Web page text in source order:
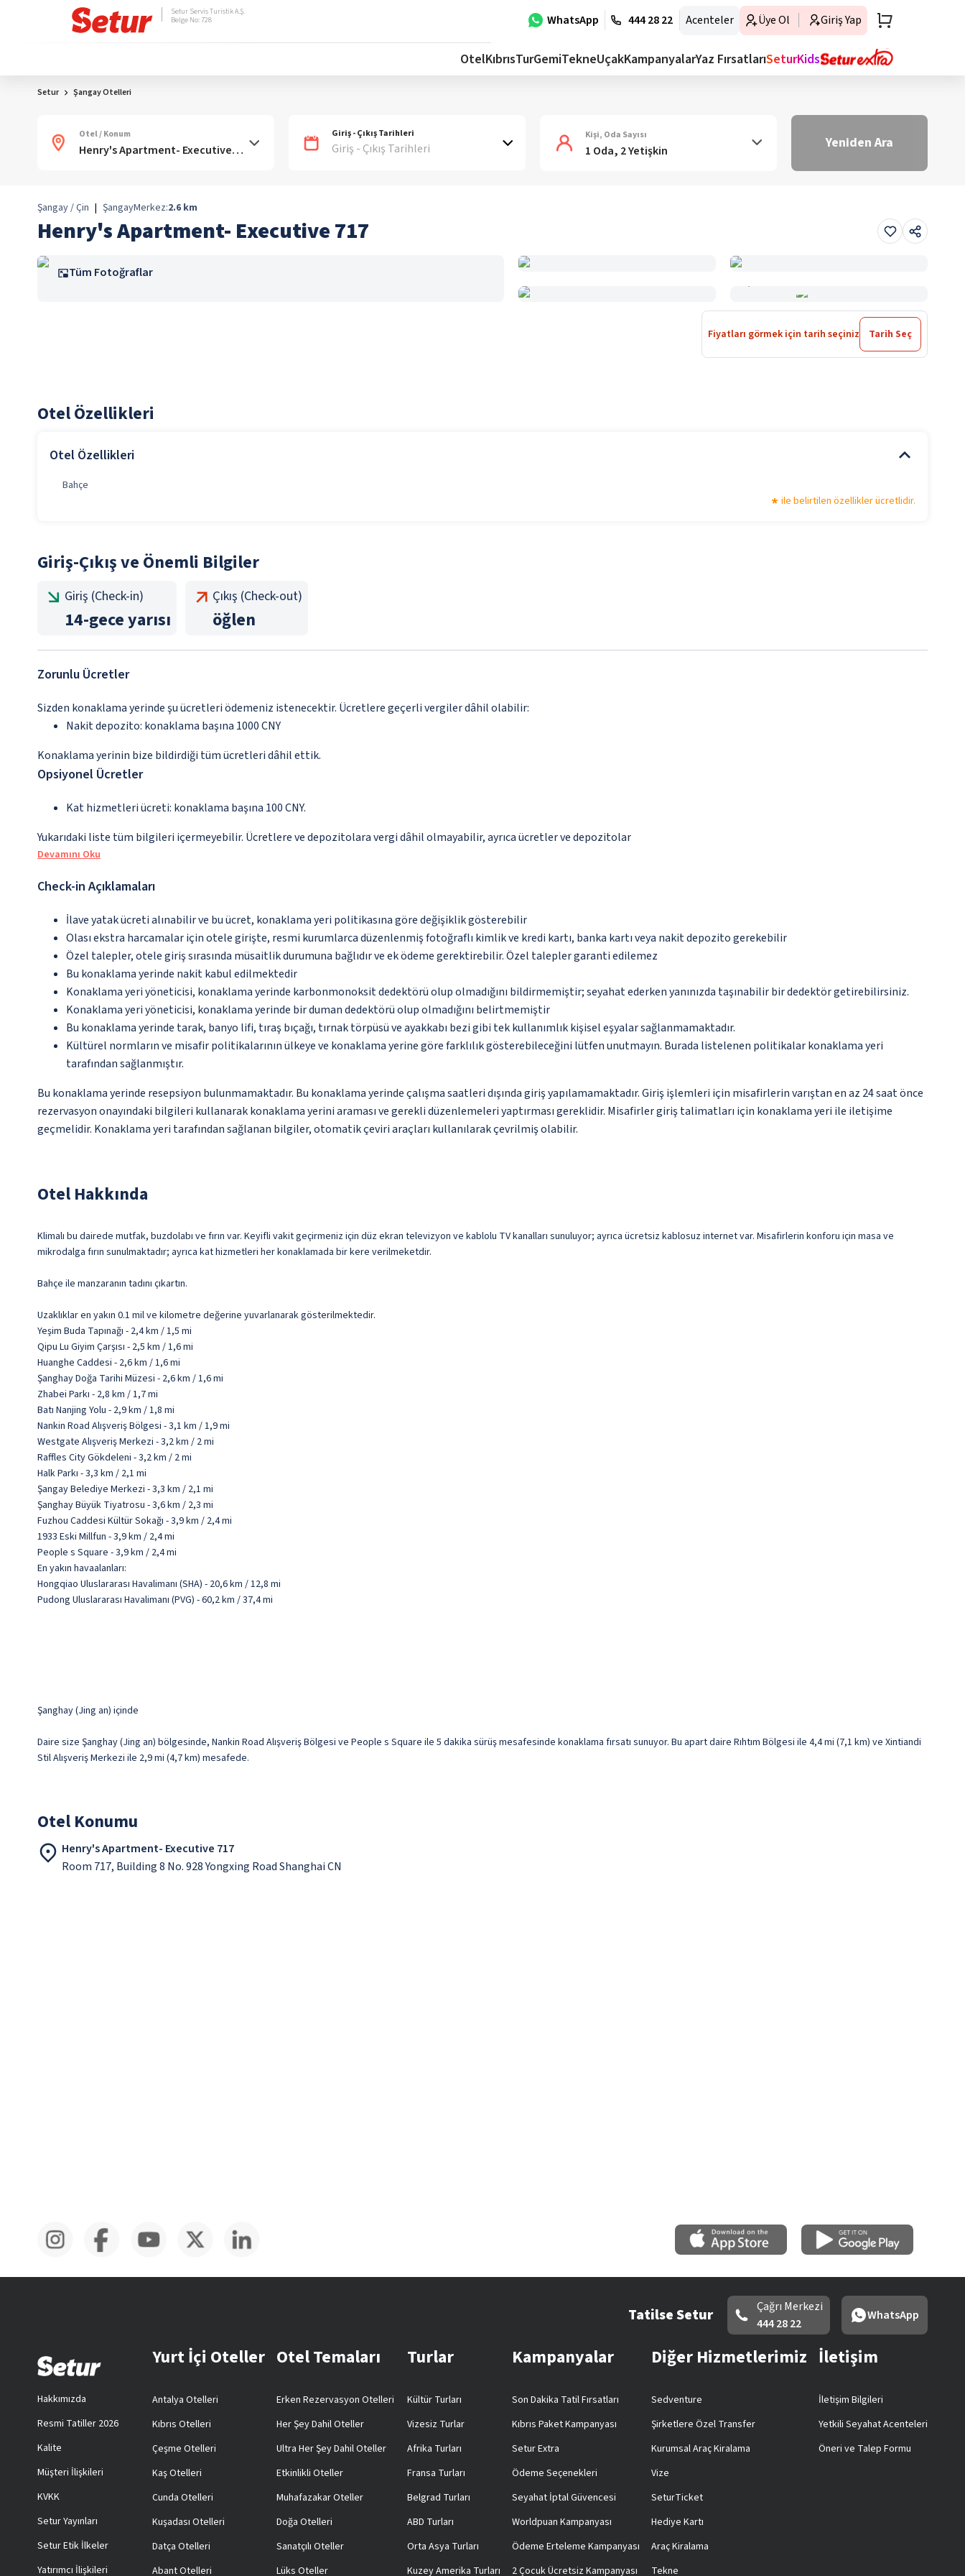
WhatsApp 444 28 22 Acenteler Üye Ol Giriş Yap
Setur Servis Turistik A.Ş.
Belge No: 728
OtelKıbrısTurGemiTekneUçakKampanyalarYaz FırsatlarıSeturKids
Setur Şangay Otelleri
Otel / Konum Giriş - Çıkış Tarihleri
Giriş - Çıkış Tarihleri
Kişi, Oda Sayısı
1 Oda, 2 Yetişkin Yeniden Ara
Şangay / Çin | ŞangayMerkez:2.6 km
Henry's Apartment- Executive 717
Tüm Fotoğraflar
Fiyatları görmek için tarih seçiniz Tarih Seç
Otel Özellikleri
Otel Özellikleri
Bahçe
ile belirtilen özellikler ücretlidir.
Giriş-Çıkış ve Önemli Bilgiler
Giriş (Check-in)
14-gece yarısı
Çıkış (Check-out)
öğlen
Zorunlu Ücretler
Sizden konaklama yerinde şu ücretleri ödemeniz istenecektir. Ücretlere geçerli vergiler dâhil olabilir:
Nakit depozito: konaklama başına 1000 CNY
Konaklama yerinin bize bildirdiği tüm ücretleri dâhil ettik.
Opsiyonel Ücretler
Kat hizmetleri ücreti: konaklama başına 100 CNY.
Yukarıdaki liste tüm bilgileri içermeyebilir. Ücretlere ve depozitolara vergi dâhil olmayabilir, ayrıca ücretler ve depozitolar
Devamını Oku
Check-in Açıklamaları
İlave yatak ücreti alınabilir ve bu ücret, konaklama yeri politikasına göre değişiklik gösterebilir
Olası ekstra harcamalar için otele girişte, resmi kurumlarca düzenlenmiş fotoğraflı kimlik ve kredi kartı, banka kartı veya nakit depozito gerekebilir
Özel talepler, otele giriş sırasında müsaitlik durumuna bağlıdır ve ek ödeme gerektirebilir. Özel talepler garanti edilemez
Bu konaklama yerinde nakit kabul edilmektedir
Konaklama yeri yöneticisi, konaklama yerinde karbonmonoksit dedektörü olup olmadığını bildirmemiştir; seyahat ederken yanınızda taşınabilir bir dedektör getirebilirsiniz.
Konaklama yeri yöneticisi, konaklama yerinde bir duman dedektörü olup olmadığını belirtmemiştir
Bu konaklama yerinde tarak, banyo lifi, tıraş bıçağı, tırnak törpüsü ve ayakkabı bezi gibi tek kullanımlık kişisel eşyalar sağlanmamaktadır.
Kültürel normların ve misafir politikalarının ülkeye ve konaklama yerine göre farklılık gösterebileceğini lütfen unutmayın. Burada listelenen politikalar konaklama yeri
tarafından sağlanmıştır.
Bu konaklama yerinde resepsiyon bulunmamaktadır. Bu konaklama yerinde çalışma saatleri dışında giriş yapılamamaktadır. Giriş işlemleri için misafirlerin varıştan en az 24 saat önce
rezervasyon onayındaki bilgileri kullanarak konaklama yerini araması ve gerekli düzenlemeleri yaptırması gereklidir. Misafirler giriş talimatları için konaklama yeri ile iletişime
geçmelidir. Konaklama yeri tarafından sağlanan bilgiler, otomatik çeviri araçları kullanılarak çevrilmiş olabilir.
Otel Hakkında
Klimalı bu dairede mutfak, buzdolabı ve fırın var. Keyifli vakit geçirmeniz için düz ekran televizyon ve kablolu TV kanalları sunuluyor; ayrıca ücretsiz kablosuz internet var. Misafirlerin konforu için masa ve
mikrodalga fırın sunulmaktadır; ayrıca kat hizmetleri her konaklamada bir kere verilmeketdir.
Bahçe ile manzaranın tadını çıkartın.
Uzaklıklar en yakın 0.1 mil ve kilometre değerine yuvarlanarak gösterilmektedir.
Yeşim Buda Tapınağı - 2,4 km / 1,5 mi
Qipu Lu Giyim Çarşısı - 2,5 km / 1,6 mi
Huanghe Caddesi - 2,6 km / 1,6 mi
Şanghay Doğa Tarihi Müzesi - 2,6 km / 1,6 mi
Zhabei Parkı - 2,8 km / 1,7 mi
Batı Nanjing Yolu - 2,9 km / 1,8 mi
Nankin Road Alışveriş Bölgesi - 3,1 km / 1,9 mi
Westgate Alışveriş Merkezi - 3,2 km / 2 mi
Raffles City Gökdeleni - 3,2 km / 2 mi
Halk Parkı - 3,3 km / 2,1 mi
Şangay Belediye Merkezi - 3,3 km / 2,1 mi
Şanghay Büyük Tiyatrosu - 3,6 km / 2,3 mi
Fuzhou Caddesi Kültür Sokağı - 3,9 km / 2,4 mi
1933 Eski Millfun - 3,9 km / 2,4 mi
People s Square - 3,9 km / 2,4 mi
En yakın havaalanları:
Hongqiao Uluslararası Havalimanı (SHA) - 20,6 km / 12,8 mi
Pudong Uluslararası Havalimanı (PVG) - 60,2 km / 37,4 mi
Şanghay (Jing an) içinde
Daire size Şanghay (Jing an) bölgesinde, Nankin Road Alışveriş Bölgesi ve People s Square ile 5 dakika sürüş mesafesinde konaklama fırsatı sunuyor. Bu apart daire Rıhtım Bölgesi ile 4,4 mi (7,1 km) ve Xintiandi
Stil Alışveriş Merkezi ile 2,9 mi (4,7 km) mesafede.
Otel Konumu
Henry's Apartment- Executive 717
Room 717, Building 8 No. 928 Yongxing Road Shanghai CN
Tatilse Setur
Çağrı Merkezi
444 28 22
WhatsApp
Hakkımızda
Resmi Tatiller 2026
Kalite
Müşteri İlişkileri
KVKK
Setur Yayınları
Setur Etik İlkeler
Yatırımcı İlişkileri
Yurt İçi Oteller
Antalya Otelleri
Kıbrıs Otelleri
Çeşme Otelleri
Kaş Otelleri
Cunda Otelleri
Kuşadası Otelleri
Datça Otelleri
Abant Otelleri
Otel Temaları
Erken Rezervasyon Otelleri
Her Şey Dahil Oteller
Ultra Her Şey Dahil Oteller
Etkinlikli Oteller
Muhafazakar Oteller
Doğa Otelleri
Sanatçılı Oteller
Lüks Oteller
Turlar
Kültür Turları
Vizesiz Turlar
Afrika Turları
Fransa Turları
Belgrad Turları
ABD Turları
Orta Asya Turları
Kuzey Amerika Turları
Kampanyalar
Son Dakika Tatil Fırsatları
Kıbrıs Paket Kampanyası
Setur Extra
Ödeme Seçenekleri
Seyahat İptal Güvencesi
Worldpuan Kampanyası
Ödeme Erteleme Kampanyası
2 Çocuk Ücretsiz Kampanyası
Diğer Hizmetlerimiz
Sedventure
Şirketlere Özel Transfer
Kurumsal Araç Kiralama
Vize
SeturTicket
Hediye Kartı
Araç Kiralama
Tekne
İletişim
İletişim Bilgileri
Yetkili Seyahat Acenteleri
Öneri ve Talep Formu